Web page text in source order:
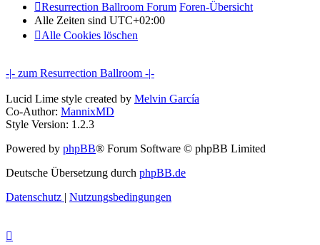
Resurrection Ballroom Forum Foren-Übersicht
Alle Zeiten sind UTC+02:00
Alle Cookies löschen
-|- zum Resurrection Ballroom -|-
Lucid Lime style created by Melvin García
Co-Author: MannixMD
Style Version: 1.2.3
Powered by phpBB® Forum Software © phpBB Limited
Deutsche Übersetzung durch phpBB.de
Datenschutz | Nutzungsbedingungen